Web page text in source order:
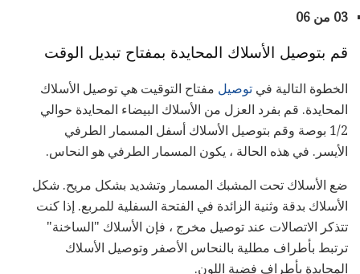
03 من 06
قم بتوصيل الأسلاك المحايدة بمفتاح تبديل الوقت
الخطوة التالية في توصيل مفتاح التوقيت هي توصيل الأسلاك
المحايدة. قم بفرد العزل من الأسلاك البيضاء المحايدة حوالي
1/2 بوصة وقم بتوصيل الأسلاك أسفل المسمار الطرفي
الأيسر. في هذه الحالة ، يكون المسمار الطرفي هو النحاس.
ضع الأسلاك تحت المشبك المسمار وتشديد بشكل مريح. شكل
الأسلاك بدقة وثنية الزائدة في الفتحة السفلية للمربع. إذا كنت
تتذكر الاتصالات عند توصيل مخرج ، فإن الأسلاك "الساخنة"
ترتبط بأطراف مطلية بالنحاس الأصفر وتوصيل الأسلاك
المحايدة بأطراف فضية اللون.